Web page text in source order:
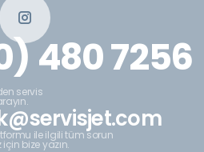
480 7256
servis
ile ilgili tüm sorun
bize yazın.